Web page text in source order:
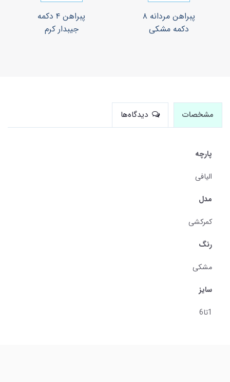
پبراهن مردانه ۸
دکمه مشکی
پبراهن ۴ دکمه
جیبدار کرم
مشخصات دیدگاه‌ها
پارچه
الیافی
مدل
کمرکشی
رنگ
مشکی
سایز
1تا6